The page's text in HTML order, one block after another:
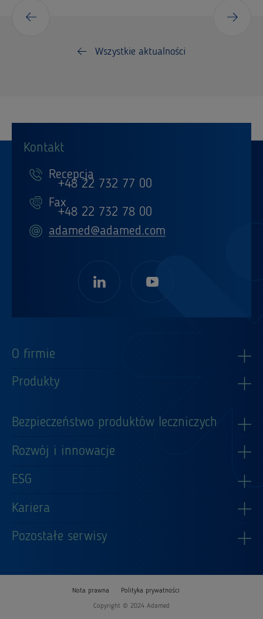
Wszystkie aktualności
O firmie
Produkty
Bezpieczeństwo produktów leczniczych
Rozwój i innowacje
ESG
Kariera
Pozostałe serwisy
Kontakt
Recepcja
+48 22 732 77 00
Fax
+48 22 732 78 00
adamed@adamed.com
Nota prawna Polityka prywatności
Copyright © 2024 Adamed